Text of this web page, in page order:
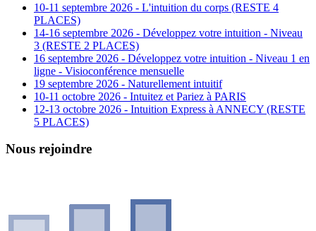
10-11 septembre 2026 - L'intuition du corps (RESTE 4
PLACES)
14-16 septembre 2026 - Développez votre intuition - Niveau
3 (RESTE 2 PLACES)
16 septembre 2026 - Développez votre intuition - Niveau 1 en
ligne - Visioconférence mensuelle
19 septembre 2026 - Naturellement intuitif
10-11 octobre 2026 - Intuitez et Pariez à PARIS
12-13 octobre 2026 - Intuition Express à ANNECY (RESTE
5 PLACES)
Nous rejoindre